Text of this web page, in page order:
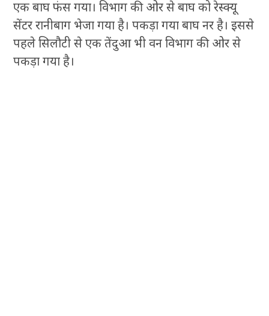
एक बाघ फंस गया। विभाग की ओर से बाघ को रेस्क्यू
सेंटर रानीबाग भेजा गया है। पकड़ा गया बाघ नर है। इससे
पहले सिलौटी से एक तेंदुआ भी वन विभाग की ओर से
पकड़ा गया है।